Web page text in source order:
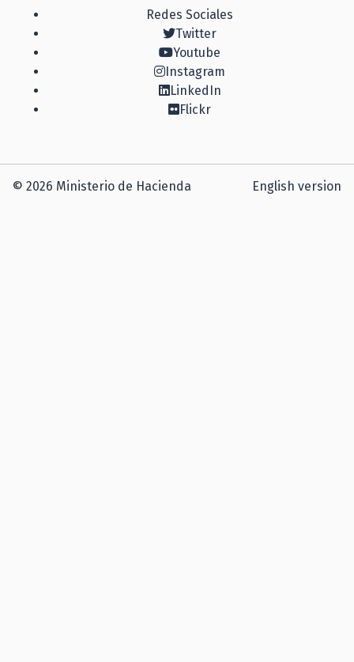
Redes Sociales
Twitter
Youtube
Instagram
LinkedIn
Flickr
© 2026 Ministerio de Hacienda English version